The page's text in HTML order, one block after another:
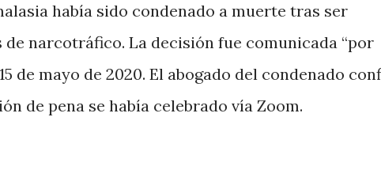
había sido condenado a muerte tras ser
narcotráfico. La decisión fue comunicada “por
de mayo de 2020. El abogado del condenado
de pena se había celebrado vía Zoom.